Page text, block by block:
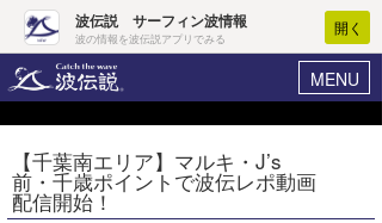
波伝説 サーフィン波情報
波の情報を波伝説アプリでみる
開く
MENU
ヘルプ マイホーム
ログイン
【千葉南エリア】マルキ・J’s
前・千歳ポイントで波伝レポ動画
配信開始！
Core Surf Japan
コンテスト